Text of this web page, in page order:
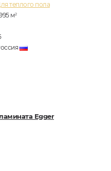
теплого пола
м2
Egger